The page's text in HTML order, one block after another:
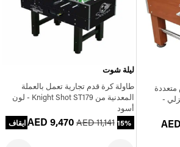
-
ليلة شوت
طاولة كرة قدم تجارية تعمل بالعملة
المعدنية من Knight Shot ST179 - لون
أسود
AED 9,470 AED 11,141 15% ايقاف